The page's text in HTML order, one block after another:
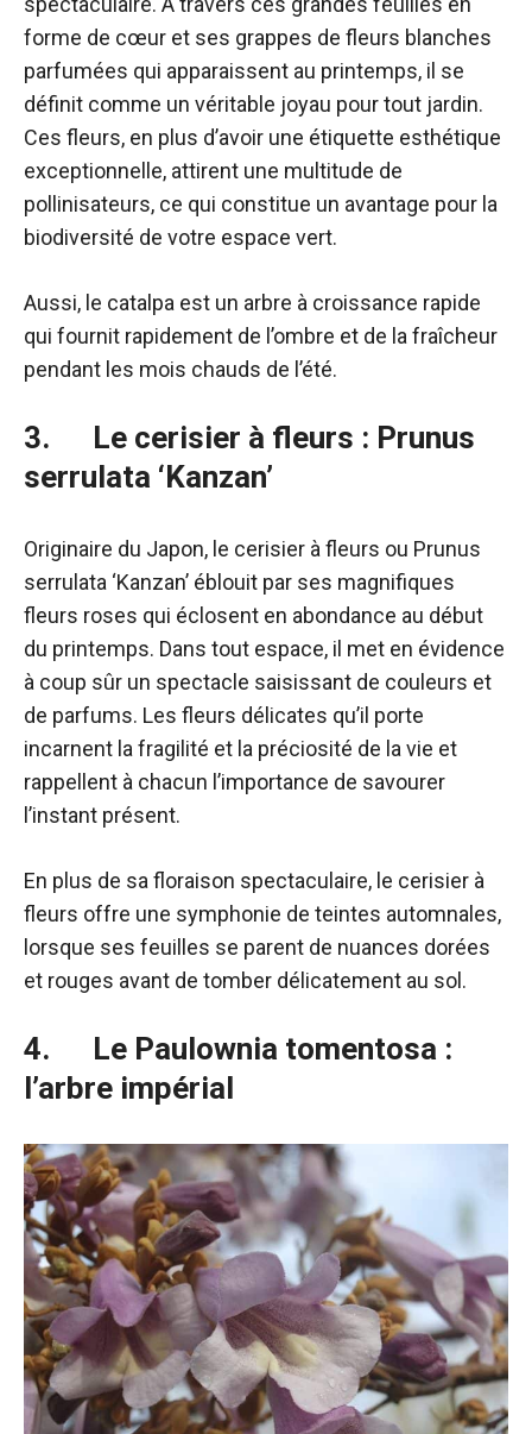
forme de cœur et ses grappes de fleurs blanches
parfumées qui apparaissent au printemps, il se
définit comme un véritable joyau pour tout jardin.
Ces fleurs, en plus d’avoir une étiquette esthétique
exceptionnelle, attirent une multitude de
pollinisateurs, ce qui constitue un avantage pour la
biodiversité de votre espace vert.
Aussi, le catalpa est un arbre à croissance rapide
qui fournit rapidement de l’ombre et de la fraîcheur
pendant les mois chauds de l’été.
3. Le cerisier à fleurs : Prunus
serrulata ‘Kanzan’
Originaire du Japon, le cerisier à fleurs ou Prunus
serrulata ‘Kanzan’ éblouit par ses magnifiques
fleurs roses qui éclosent en abondance au début
du printemps. Dans tout espace, il met en évidence
à coup sûr un spectacle saisissant de couleurs et
de parfums. Les fleurs délicates qu’il porte
incarnent la fragilité et la préciosité de la vie et
rappellent à chacun l’importance de savourer
l’instant présent.
En plus de sa floraison spectaculaire, le cerisier à
fleurs offre une symphonie de teintes automnales,
lorsque ses feuilles se parent de nuances dorées
et rouges avant de tomber délicatement au sol.
4. Le Paulownia tomentosa :
l’arbre impérial